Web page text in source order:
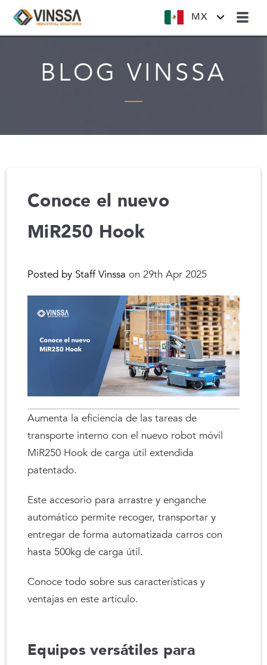
MX
BLOG VINSSA
Conoce el nuevo
MiR250 Hook
Posted by Staff Vinssa on 29th Apr 2025
Aumenta la eficiencia de las tareas de
transporte interno con el nuevo robot móvil
MiR250 Hook de carga útil extendida
patentado.
Este accesorio para arrastre y enganche
automático permite recoger, transportar y
entregar de forma automatizada carros con
hasta 500kg de carga útil.
Conoce todo sobre sus características y
ventajas en este artículo.
Equipos versátiles para